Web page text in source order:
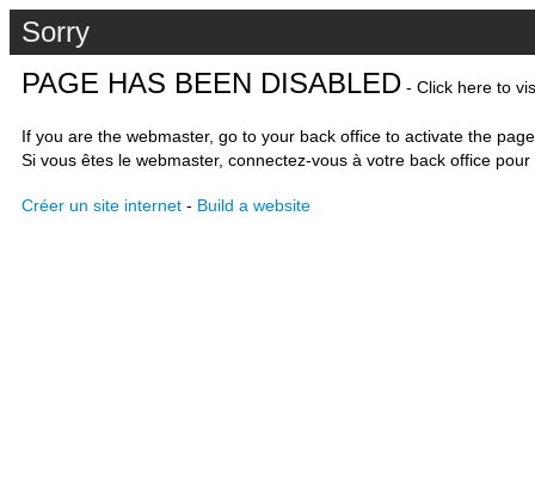
Sorry
PAGE HAS BEEN DISABLED - Click here to
If you are the webmaster, go to your back office to activate the
Si vous êtes le webmaster, connectez-vous à votre back office
Créer un site internet - Build a website